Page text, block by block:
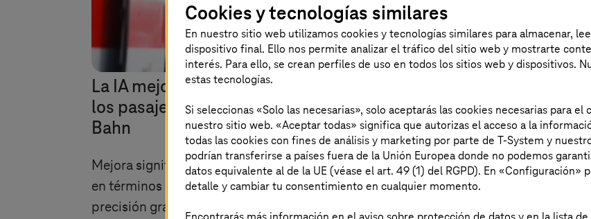
La IA mejora la experiencia de
los pasajeros de Deutsche
Bahn
Mejora significativa de las predicciones
en términos de calidad, fiabilidad y
precisión gracias al sistema predictivo
sostenido y mejores resultados
T-Systemsdo Brasil implanta el sistema
ERP SAP S/4HANA en tan solo cuatro
meses para operar once terminales
Cookies y tecnologías similares
En nuestro sitio web utilizamos cookies y tecnologías similares para almacenar,
dispositivo final. Ello nos permite analizar el tráfico del sitio web y mostrarte
interés. Para ello, se crean perfiles de uso en todos los sitios web y dispositivos.
estas tecnologías.
Si seleccionas «Solo las necesarias», solo aceptarás las cookies necesarias para
nuestro sitio web. «Aceptar todas» significa que autorizas el acceso a la
todas las cookies con fines de análisis y marketing por parte de T-System y
podrían transferirse a países fuera de la Unión Europea donde no podemos
datos equivalente al de la UE (véase el art. 49 (1) del RGPD). En «Configuración»
detalle y cambiar tu consentimiento en cualquier momento.